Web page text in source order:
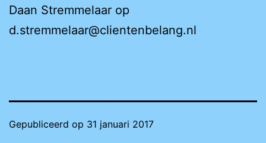
Daan Stremmelaar op
d.stremmelaar@clientenbelang.nl
Gepubliceerd op 31 januari 2017